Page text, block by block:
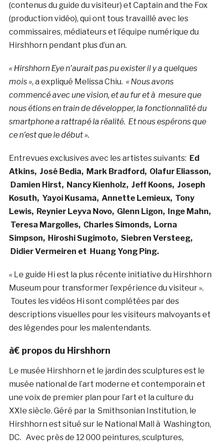
(contenus du guide du visiteur) et Captain and the Fox
(production vidéo), qui ont tous travaillé avec les
commissaires, médiateurs et l’équipe numérique du
Hirshhorn pendant plus d’un an.
« Hirshhorn Eye n’aurait pas pu exister il y a quelques
mois », a expliqué Melissa Chiu. « Nous avons
commencé avec une vision, et au fur et à mesure que
nous étions en train de développer, la fonctionnalité du
smartphone a rattrapé la réalité. Et nous espérons que
ce n’est que le début ».
Entrevues exclusives avec les artistes suivants: Ed
Atkins, José Bedia, Mark Bradford, Olafur Eliasson,
Damien Hirst, Nancy Kienholz, Jeff Koons, Joseph
Kosuth, Yayoi Kusama, Annette Lemieux, Tony
Lewis, Reynier Leyva Novo, Glenn Ligon,
Inge Mahn,
Teresa Margolles, Charles Simonds, Lorna
Simpson, Hiroshi Sugimoto, Siebren Versteeg,
Didier Vermeiren et Huang Yong Ping.
« Le guide Hi est la plus récente initiative du Hirshhorn
Museum pour transformer l’expérience du visiteur ».
Toutes les vidéos Hi sont complétées par des
descriptions visuelles pour les visiteurs malvoyants et
des légendes pour les malentendants.
à€ propos du Hirshhorn
Le musée Hirshhorn et le jardin des sculptures est le
musée national de l’art moderne et contemporain et
une voix de premier plan pour l’art et la culture du
XXIe siècle. Géré par la Smithsonian Institution, le
Hirshhorn est situé sur le National Mall à Washington,
DC. Avec près de 12 000 peintures, sculptures,